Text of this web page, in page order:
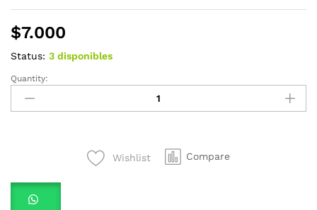
$7.000
Status: 3 disponibles
Limpia
Pisos
Pinolina
Quantity:
Wishlist Compare